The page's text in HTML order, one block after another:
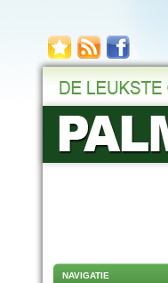
NAVIGATIE